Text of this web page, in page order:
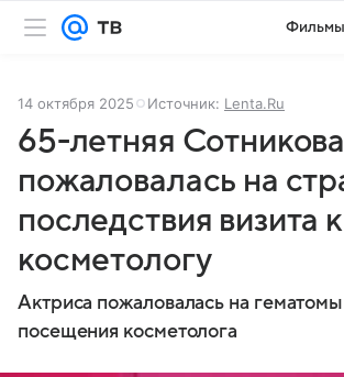
Фильмы
14 октября 2025 Источник: Lenta.Ru
65-летняя Сотникова
пожаловалась на
последствия визита к
косметологу
Актриса пожаловалась на
посещения косметолога